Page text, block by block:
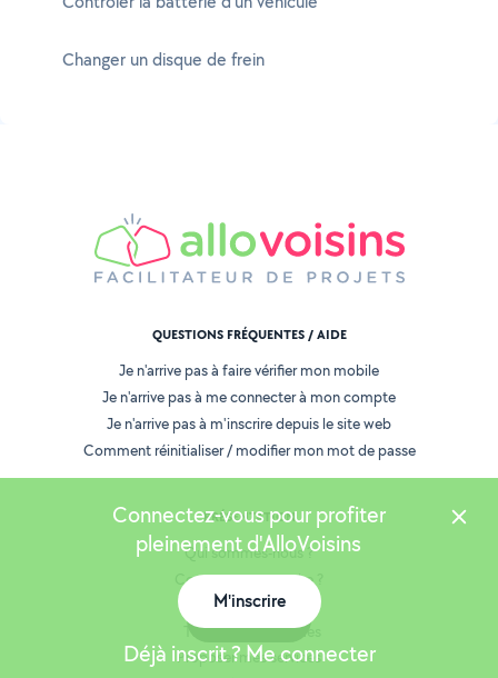
Changer un disque de frein
QUESTIONS FRÉQUENTES / AIDE
Je n'arrive pas à faire vérifier mon mobile
Je n'arrive pas à me connecter à mon compte
Je n'arrive pas à m'inscrire depuis le site web
Comment réinitialiser / modifier mon mot de passe
PRÉSENTATION
Qui sommes-nous ?
Comment ça marche ?
AlloVoisins Pro
Toutes les demandes
Proposer mes services
Connectez-vous pour profiter
pleinement d'AlloVoisins
M'inscrire
Déjà inscrit ? Me connecter